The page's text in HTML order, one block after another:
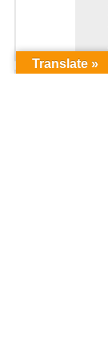
Translate »